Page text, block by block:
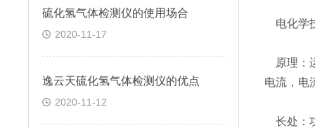
硫化氢气体检测仪的使用场合
2020-11-17
逸云天硫化氢气体检测仪的优点
2020-11-12
电化学
原理：
电流，电
长处：